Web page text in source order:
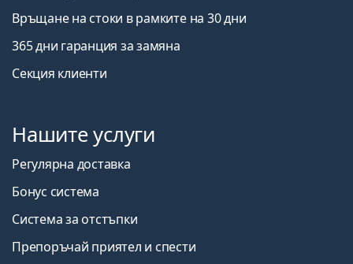
Връщане на стоки в рамките на 30 дни
365 дни гаранция за замяна
Секция клиенти
Нашите услуги
Регулярна доставка
Бонус система
Система за отстъпки
Препоръчай приятел и спести